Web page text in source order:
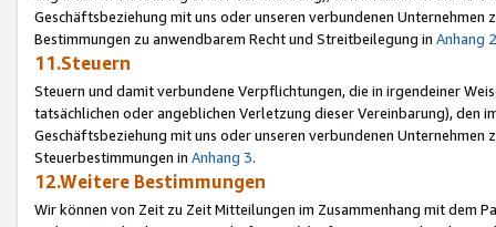
Geschäftsbeziehung mit uns oder unseren verbundenen
Bestimmungen zu anwendbarem Recht und Streitbeilegung in Anhang 2
11.Steuern
Steuern und damit verbundene Verpflichtungen, die in irgendeiner
tatsächlichen oder angeblichen Verletzung dieser Vereinbarung), den
Geschäftsbeziehung mit uns oder unseren verbundenen
Steuerbestimmungen in Anhang 3.
12.Weitere Bestimmungen
Wir können von Zeit zu Zeit Mitteilungen im Zusammenhang mit dem